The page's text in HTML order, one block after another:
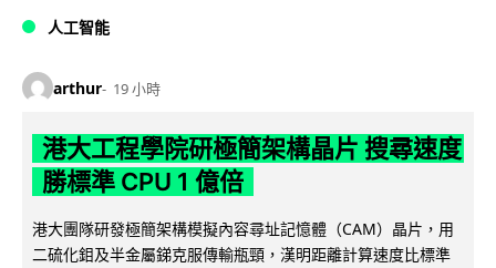
人工智能
arthur 19 小時
港大工程學院研極簡架構晶片 搜尋速度
勝標準 CPU 1 億倍
港大團隊研發極簡架構模擬內容尋址記憶體（CAM）晶片，用
二硫化鉬及半金屬銻克服傳輸瓶頸，漢明距離計算速度比標準